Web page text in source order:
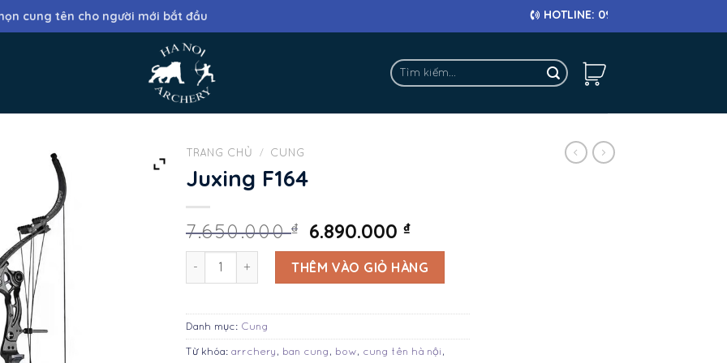
cung tên cho người mới bắt đầu HOTLINE: 0911 682 663
Tìm
kiếm:
TRANG CHỦ / CUNG
Juxing F164
7.650.000₫ 6.890.000₫
Juxing F164 số lượngTHÊM VÀO GIỎ HÀNG
Danh mục: Cung
Từ khóa: arrchery , ban cung , bow, cung tên hà nội ,